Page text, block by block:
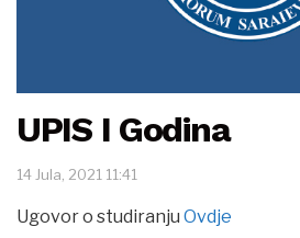
UPIS I Godina
14 Jula, 2021 11:41
Ugovor o studiranju Ovdje